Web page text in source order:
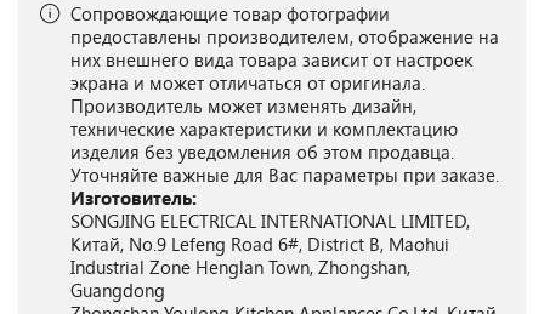
Сопровождающие товар фотографии
предоставлены производителем, отображение на
них внешнего вида товара зависит от настроек
экрана и может отличаться от оригинала.
Производитель может изменять дизайн,
технические характеристики и комплектацию
изделия без уведомления об этом продавца.
Уточняйте важные для Вас параметры при заказе.
Изготовитель:
SONGJING ELECTRICAL INTERNATIONAL LIMITED,
Китай, No.9 Lefeng Road 6#, District B, Maohui
Industrial Zone Henglan Town, Zhongshan,
Guangdong